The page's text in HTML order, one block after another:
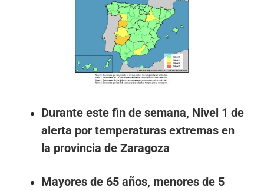
Durante este fin de semana, Nivel 1 de
alerta por temperaturas extremas en
la provincia de Zaragoza
Mayores de 65 años, menores de 5